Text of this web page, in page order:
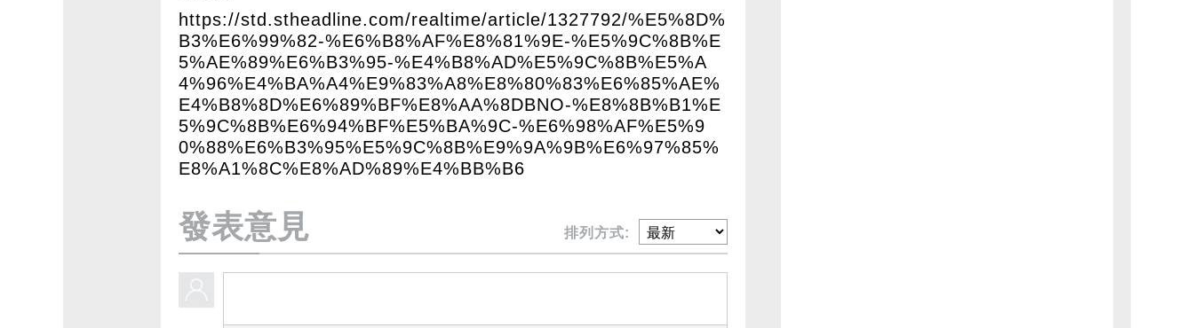
https://std.stheadline.com/realtime/article/1327792/%E5%8D%
B3%E6%99%82-%E6%B8%AF%E8%81%9E-%E5%9C%8B%E
5%AE%89%E6%B3%95-%E4%B8%AD%E5%9C%8B%E5%A
4%96%E4%BA%A4%E9%83%A8%E8%80%83%E6%85%AE%
E4%B8%8D%E6%89%BF%E8%AA%8DBNO-%E8%8B%B1%E
5%9C%8B%E6%94%BF%E5%BA%9C-%E6%98%AF%E5%9
0%88%E6%B3%95%E5%9C%8B%E9%9A%9B%E6%97%85%
E8%A1%8C%E8%AD%89%E4%BB%B6
發表意見 排列方式: